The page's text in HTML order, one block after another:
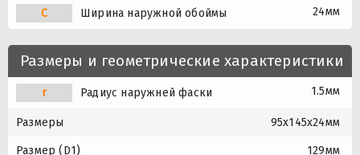
C Ширина наружной обоймы 24мм
Размеры и геометрические характеристики
r Радиус наружней фаски 1.5мм
Размеры 95x145x24мм
Размер (D1) 129мм